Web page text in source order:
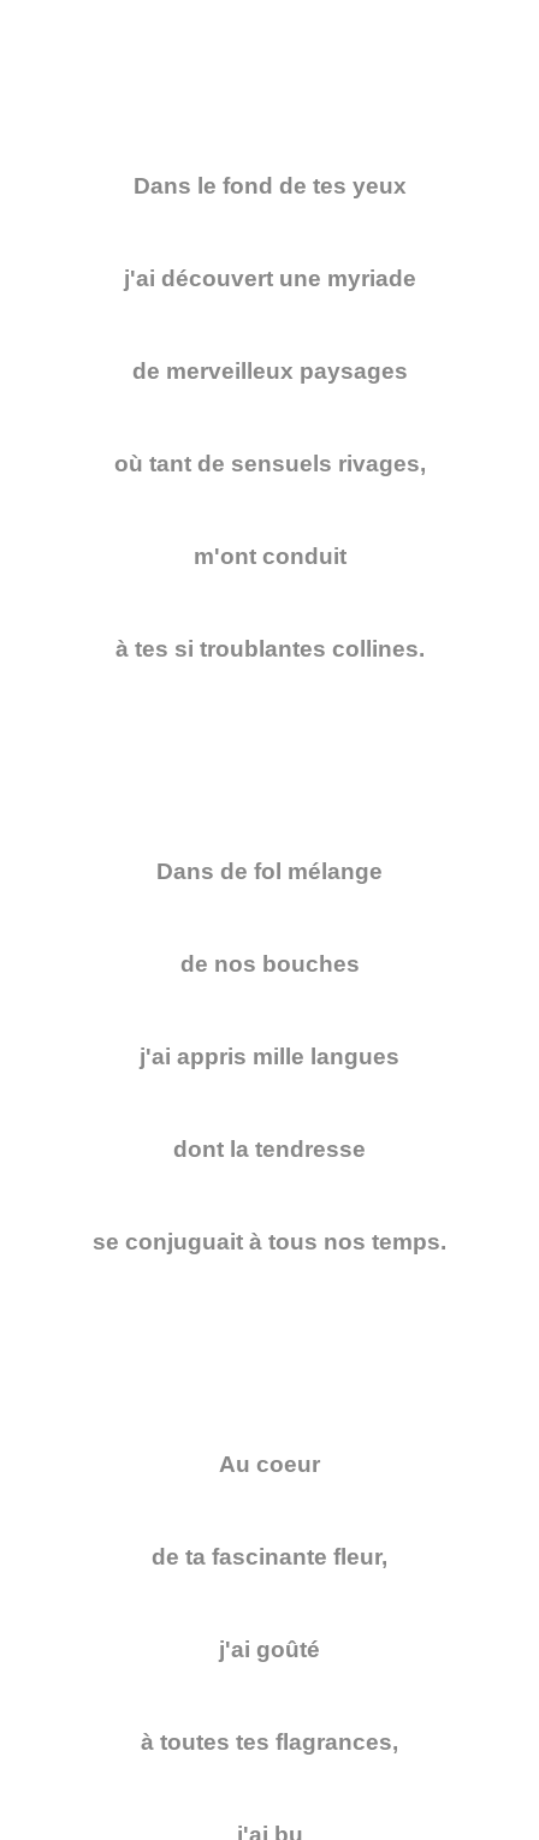
Dans le fond de tes yeux
j'ai découvert une myriade
de merveilleux paysages
où tant de sensuels rivages,
m'ont conduit
à tes si troublantes collines.
Dans de fol mélange
de nos bouches
j'ai appris mille langues
dont la tendresse
se conjuguait à tous nos temps.
Au coeur
de ta fascinante fleur,
j'ai goûté
à toutes tes flagrances,
j'ai bu